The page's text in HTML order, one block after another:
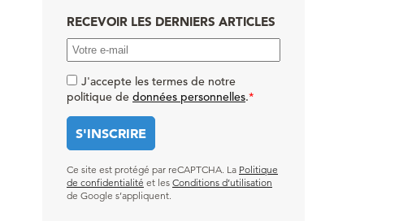
RECEVOIR LES DERNIERS ARTICLES
J'accepte les termes de notre
politique de données personnelles.*
Ce site est protégé par reCAPTCHA. La Politique
de confidentialité et les Conditions d’utilisation
de Google s’appliquent.